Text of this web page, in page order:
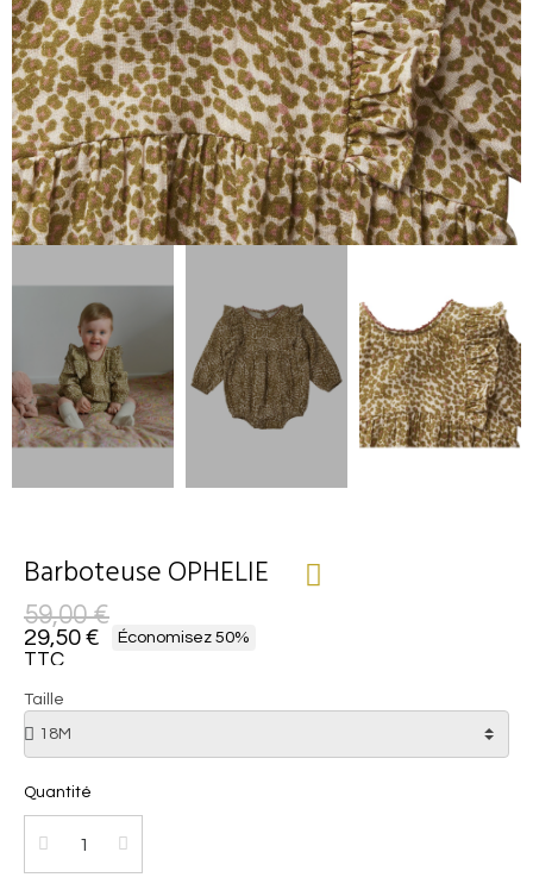
Barboteuse OPHELIE
59,00 €
29,50 € Économisez 50%
TTC
Taille
Quantité